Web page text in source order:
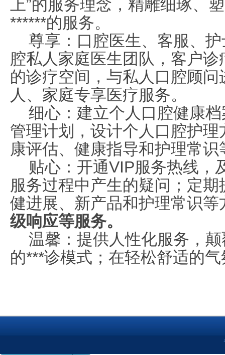
上”的服务理念，精雕细琢、
******的服务。
尊享：口腔医生、客服、
腔私人家庭医生团队，客户
的诊疗空间，与私人口腔顾
人、家庭专享医疗服务。
细心：建立个人口腔健康
管理计划，设计个人口腔护
康评估、健康指导和护理常识
贴心：开通VIP服务热线，
服务过程中产生的疑问；定
健进展、新产品和护理常识等
级响应等服务。
温馨：提供人性化服务，
的***诊模式；在轻松舒适的